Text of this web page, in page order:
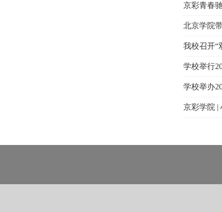
京彩青春
北京学院
我校召开“
学校举行
学校举办
京彩学院